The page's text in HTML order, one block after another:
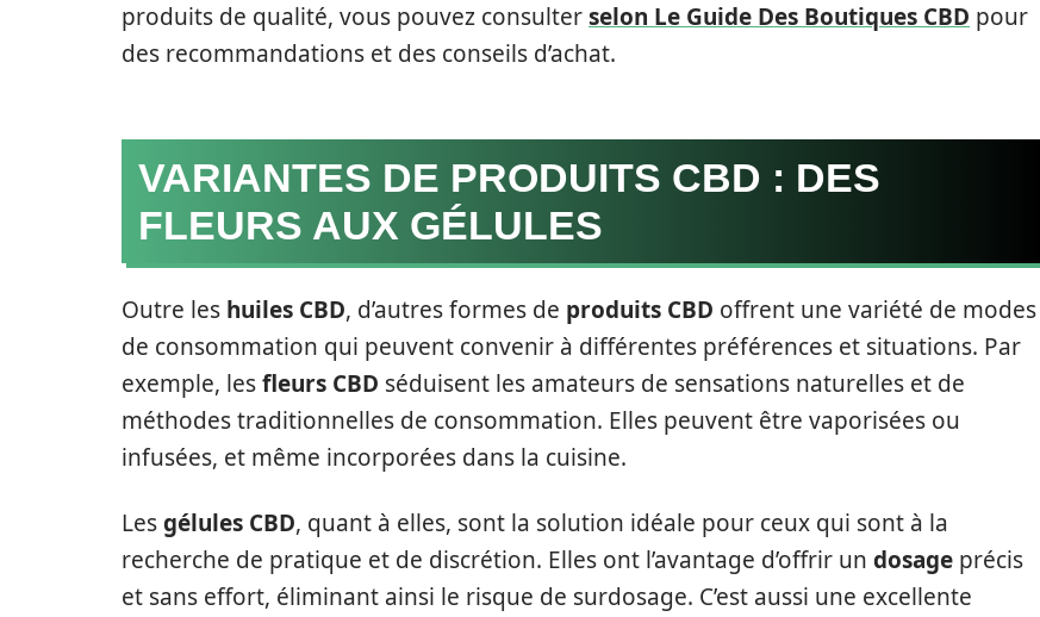
produits de qualité, vous pouvez consulterselon Le Guide Des Boutiques CBD pour
des recommandations et des conseils d’achat.
VARIANTES DE PRODUITS CBD : DES
FLEURS AUX GÉLULES
Outre les huiles CBD, d’autres formes de produits CBD offrent une variété de modes
de consommation qui peuvent convenir à différentes préférences et situations. Par
exemple, lesfleurs CBD séduisent les amateurs de sensations naturelles et de
méthodes traditionnelles de consommation. Elles peuvent être vaporisées ou
infusées, et même incorporées dans la cuisine.
Lesgélules CBD, quant à elles, sont la solution idéale pour ceux qui sont à la
recherche de pratique et de discrétion. Elles ont l’avantage d’offrir un dosage précis
et sans effort, éliminant ainsi le risque de surdosage. C’est aussi une excellente